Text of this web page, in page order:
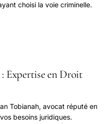
choisi la voie criminelle.
Expertise en Droit
Tobianah, avocat réputé en
besoins juridiques.